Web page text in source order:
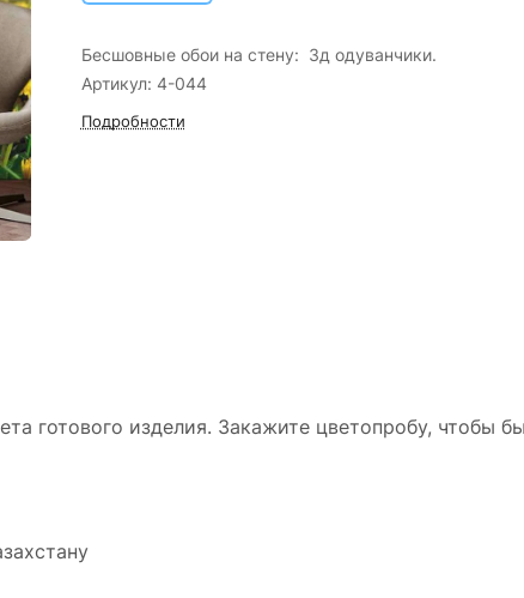
Бесшовные обои на стену: 3д одуванчики.
Артикул: 4-044
Подробности
готового изделия. Закажите цветопробу, чтобы